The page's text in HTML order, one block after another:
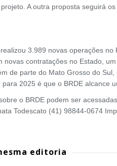
A outra proposta seguirá
3.989 novas operações
novas contratações no Estado,
de parte do Mato Grosso do
para 2025 é que o BRDE alcance
o BRDE podem ser
Todescato (41) 98844-0674
editoria